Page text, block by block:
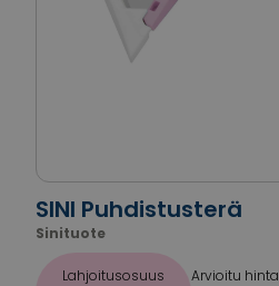
SINI Puhdistusterä
Sinituote
Lahjoitusosuus Arvioitu hinta